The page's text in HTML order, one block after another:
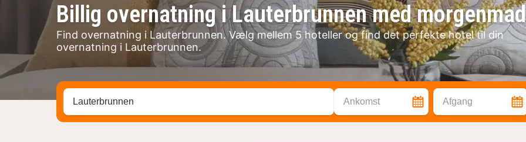
Billig overnatning i Lauterbrunnen med morgenmad
Find overnatning i Lauterbrunnen. Vælg mellem 5 hoteller og find det perfekte hotel til din
overnatning i Lauterbrunnen.
Søg efter destination ... Ankomst Afgang